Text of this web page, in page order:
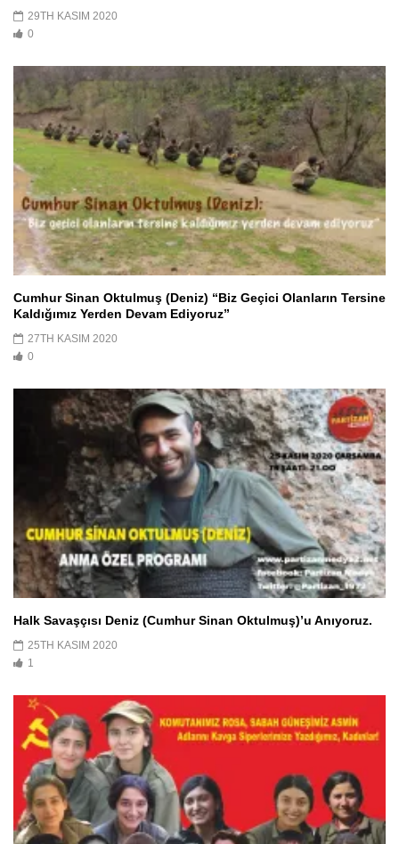
29TH KASIM 2020
0
Cumhur Sinan Oktulmuş (Deniz) “Biz Geçici Olanların Tersine
Kaldığımız Yerden Devam Ediyoruz”
27TH KASIM 2020
0
Halk Savaşçısı Deniz (Cumhur Sinan Oktulmuş)’u Anıyoruz.
25TH KASIM 2020
1